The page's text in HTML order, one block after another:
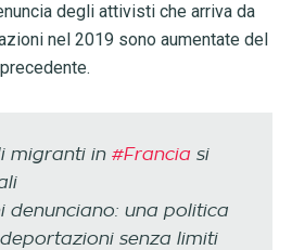
degli attivisti che arriva da
nel 2019 sono aumentate del
migranti in #Franciasi
denunciano: una politica
senza limiti